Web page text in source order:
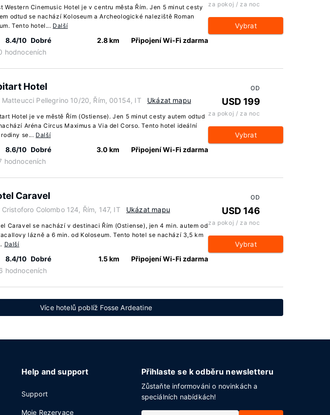
Western Cinemusic Hotel je v centru města Řím. Jen 5 minut cesty
odtud se nachází Koloseum a Archeologické naleziště Roman
Tento hotel... Další
8.4/10 Dobré
hodnoceních
2.8 km Připojení Wi-Fi zdarma
za pokoj / za noc
Vybrat
Hotel
Matteucci Pellegrino 10/20, Řím, 00154, IT Ukázat mapu
Hotel je ve městě Řím (Ostiense). Jen 5 minut cesty autem odtud
Aréna Circus Maximus a Via del Corso. Tento hotel ideální
rodiny se... Další
8.6/10 Dobré
hodnoceních
3.0 km Připojení Wi-Fi zdarma
OD
USD 199
za pokoj / za noc
Vybrat
Caravel
Cristoforo Colombo 124, Řím, 147, IT Ukázat mapu
Caravel se nachází v destinaci Řím (Ostiense), jen 4 min. autem od
lázně a 6 min. od Koloseum. Tento hotel se nachází 3,5 km
Další
8.4/10 Dobré
hodnoceních
1.5 km Připojení Wi-Fi zdarma
OD
USD 146
za pokoj / za noc
Vybrat
Více hotelů poblíž Fosse Ardeatine
Help and support
Support
Moje Rezervace
Přihlaste se k odběru newsletteru
Zůstaňte informováni o novinkách a
speciálních nabídkách!